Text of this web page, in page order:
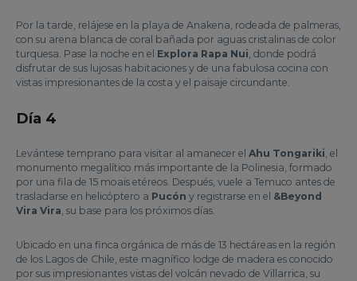
Por la tarde, relájese en la playa de Anakena, rodeada de palmeras,
con su arena blanca de coral bañada por aguas cristalinas de color
turquesa. Pase la noche en el Explora Rapa Nui, donde podrá
disfrutar de sus lujosas habitaciones y de una fabulosa cocina con
vistas impresionantes de la costa y el paisaje circundante.
Día 4
Levántese temprano para visitar al amanecer el Ahu Tongariki, el
monumento megalítico más importante de la Polinesia, formado
por una fila de 15 moais etéreos. Después, vuele a Temuco antes de
trasladarse en helicóptero a Pucón y registrarse en el &Beyond
Vira Vira, su base para los próximos días.
Ubicado en una finca orgánica de más de 13 hectáreas en la región
de los Lagos de Chile, este magnífico lodge de madera es conocido
por sus impresionantes vistas del volcán nevado de Villarrica, su